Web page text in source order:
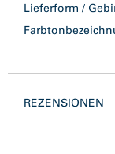
Lieferform /
REZENSIONEN